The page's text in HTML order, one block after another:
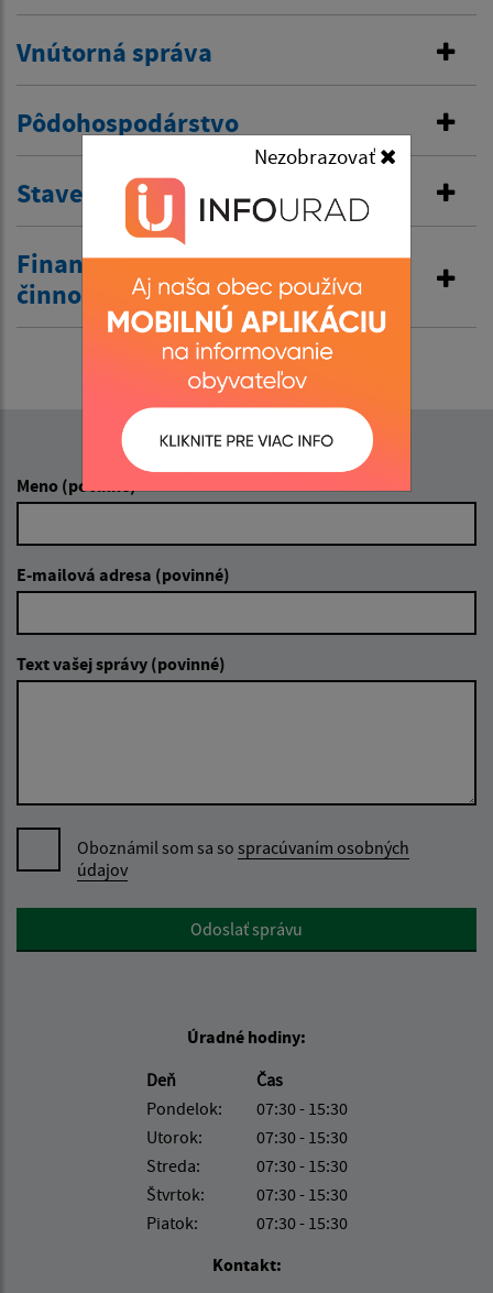
Vnútorná správa
Pôdohospodárstvo
Stavebná správa
Finančná správa a obchodná
činnosť
Napíšte nám:
Meno (povinné)
E-mailová adresa (povinné)
Text vašej správy (povinné)
Oboznámil som sa so spracúvaním osobných
údajov
Google reCaptcha ResponseOdoslať správu
Úradné hodiny:
Deň
Čas
Pondelok:
07:30 - 15:30
Utorok:
07:30 - 15:30
Streda:
07:30 - 15:30
Štvrtok:
07:30 - 15:30
Piatok:
07:30 - 15:30
Kontakt:
Nezobrazovať